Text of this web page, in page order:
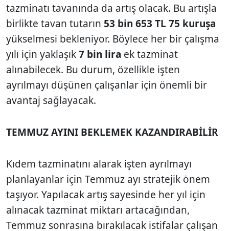
tazminatı tavanında da artış olacak. Bu artışla
birlikte tavan tutarın 53 bin 653 TL 75 kuruşa
yükselmesi bekleniyor. Böylece her bir çalışma
yılı için yaklaşık7 bin lira ek tazminat
alınabilecek. Bu durum, özellikle işten
ayrılmayı düşünen çalışanlar için önemli bir
avantaj sağlayacak.
TEMMUZ AYINI BEKLEMEK KAZANDIRABİLİR
Kıdem tazminatını alarak işten ayrılmayı
planlayanlar için Temmuz ayı stratejik önem
taşıyor. Yapılacak artış sayesinde her yıl için
alınacak tazminat miktarı artacağından,
Temmuz sonrasına bırakılacak istifalar çalışan